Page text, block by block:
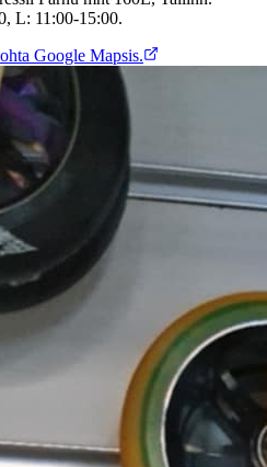
L: 11:00-15:00.
Google Mapsis.